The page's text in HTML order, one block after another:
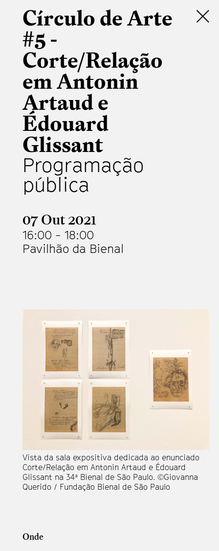
Círculo de Arte
#5 -
Corte/Relação
em Antonin
Artaud e
Édouard
Glissant
Programação
pública
07 Out 2021
16:00 - 18:00
Pavilhão da Bienal
Vista da sala expositiva dedicada ao enunciado
Corte/Relação em Antonin Artaud e Édouard
Glissant na 34ª Bienal de São Paulo. ©Giovanna
Querido / Fundação Bienal de São Paulo
Onde